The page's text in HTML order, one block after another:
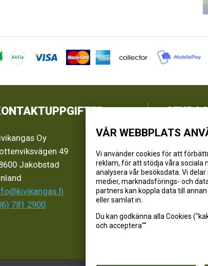
VÅR WEBBPLATS
Vi använder cookies för att
reklam, för att stödja våra sociala
analysera vår besöksdata. Vi
medier, marknadsförings- och
partners kan koppla data till
eller samlat in.
Du kan godkänna alla Cookies
och acceptera""
Oy
49
Jakobstad
781 2900